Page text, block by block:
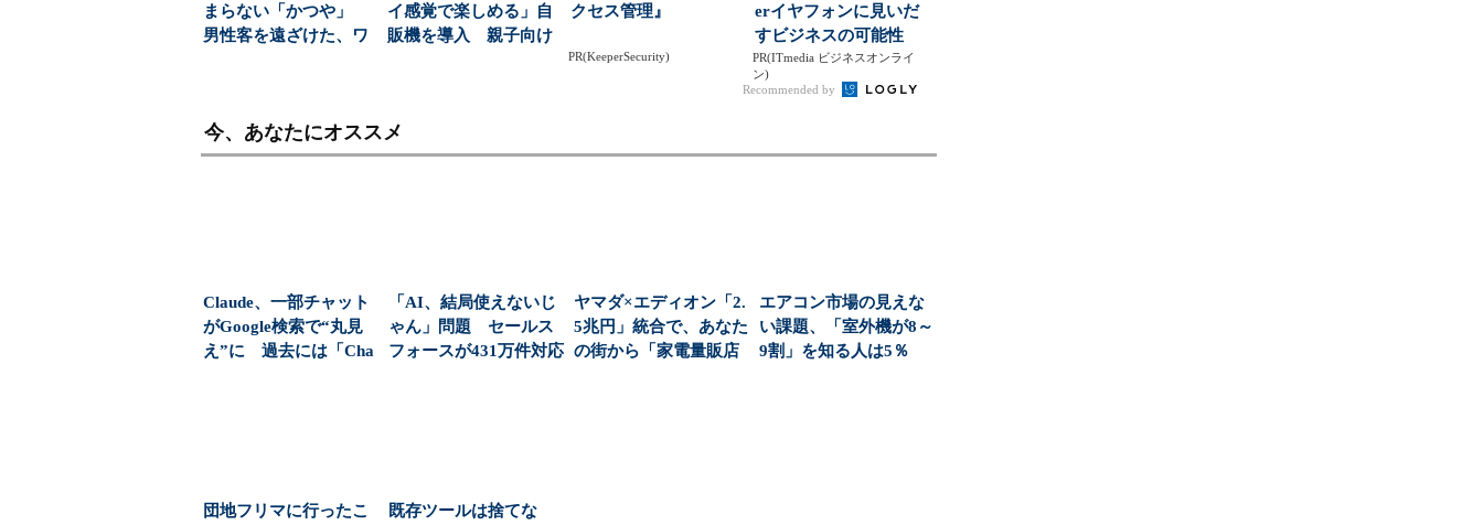
まらない「かつや」
男性客を遠ざけた、ワ
イ感覚で楽しめる」自
販機を導入 親子向け
クセス管理』
PR(KeeperSecurity)
erイヤフォンに見いだ
すビジネスの可能性
PR(ITmedia ビジネスオンライ
ン)
Recommended by
今、あなたにオススメ
Claude、一部チャット
がGoogle検索で“丸見
え”に 過去には「Cha
「AI、結局使えないじ
ゃん」問題 セールス
フォースが431万件対応
ヤマダ×エディオン「2.
5兆円」統合で、あなた
の街から「家電量販店
エアコン市場の見えな
い課題、「室外機が8～
9割」を知る人は5％
団地フリマに行ったこ
既存ツールは捨てな